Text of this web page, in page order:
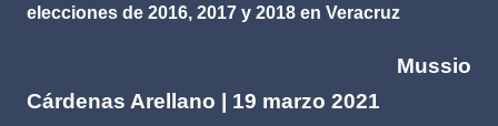
elecciones de 2016, 2017 y 2018 en Veracruz
Mussio
Cárdenas Arellano | 19 marzo 2021